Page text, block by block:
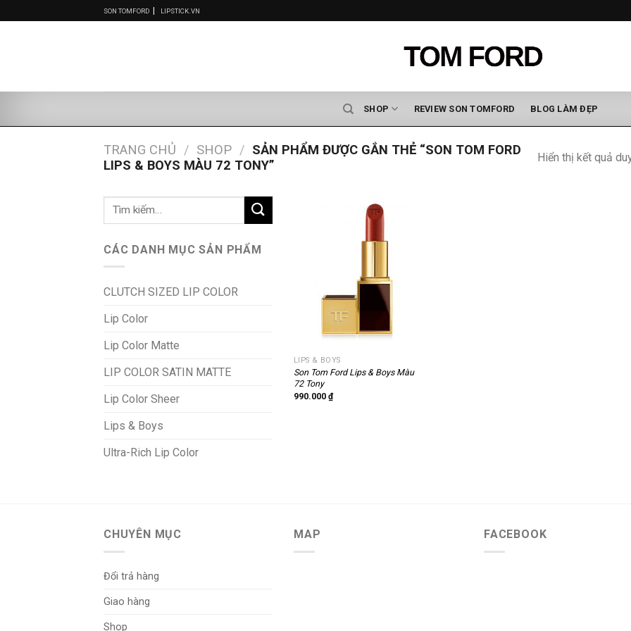
to
SON TOMFORD | LIPSTICK.VN
SHOP REVIEW SON TOMFORD BLOG LÀM ĐẸP
TRANG CHỦ / SHOP / SẢN PHẨM ĐƯỢC GẮN THẺ “SON TOM FORD
LIPS & BOYS MÀU 72 TONY”
Hiển thị kết quả
kiếm:
CÁC DANH MỤC SẢN PHẨM
CLUTCH SIZED LIP COLOR
Lip Color
Lip Color Matte
LIP COLOR SATIN MATTE
Lip Color Sheer
Lips & Boys
Ultra-Rich Lip Color
LIPS & BOYS
Son Tom Ford Lips & Boys Màu
72 Tony
990.000 ₫
CHUYÊN MỤC
Đổi trả hàng
Giao hàng
Shop
MAP FACEBOOK